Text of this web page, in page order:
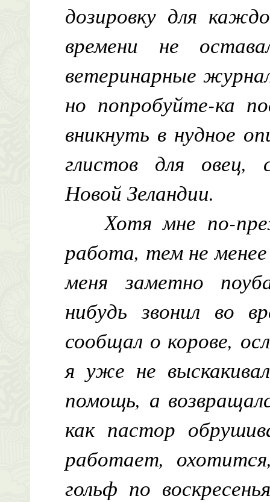
дозировку для
времени не
ветеринарные
но попробуйте-ка
вникнуть в нудное
глистов для овец,
Новой Зеландии.
Хотя мне по-
работа, тем не
меня заметно
нибудь звонил во
сообщал о корове,
я уже не
помощь, а
как пастор
работает,
гольф по